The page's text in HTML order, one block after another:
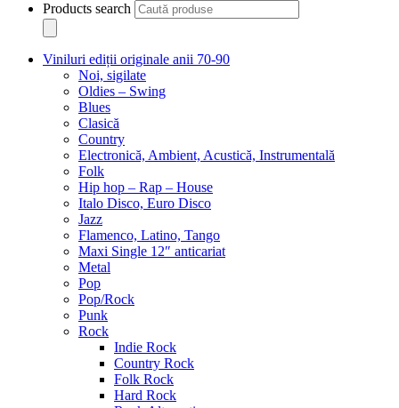
Products search
Viniluri ediții originale anii 70-90
Noi, sigilate
Oldies – Swing
Blues
Clasică
Country
Electronică, Ambient, Acustică, Instrumentală
Folk
Hip hop – Rap – House
Italo Disco, Euro Disco
Jazz
Flamenco, Latino, Tango
Maxi Single 12″ anticariat
Metal
Pop
Pop/Rock
Punk
Rock
Indie Rock
Country Rock
Folk Rock
Hard Rock